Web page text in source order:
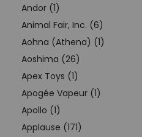
Andor (1)
Animal Fair, Inc. (6)
Aohna (Athena) (1)
Aoshima (26)
Apex Toys (1)
Apogée Vapeur (1)
Apollo (1)
Applause (171)